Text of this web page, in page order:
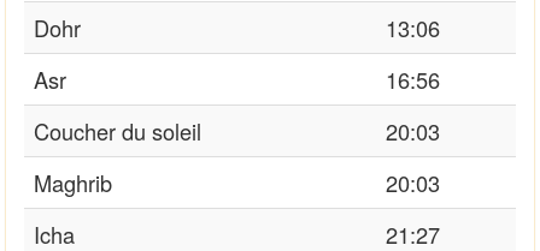
Dohr
13:06
Asr
16:56
Coucher du soleil
20:03
Maghrib
20:03
Icha
21:27